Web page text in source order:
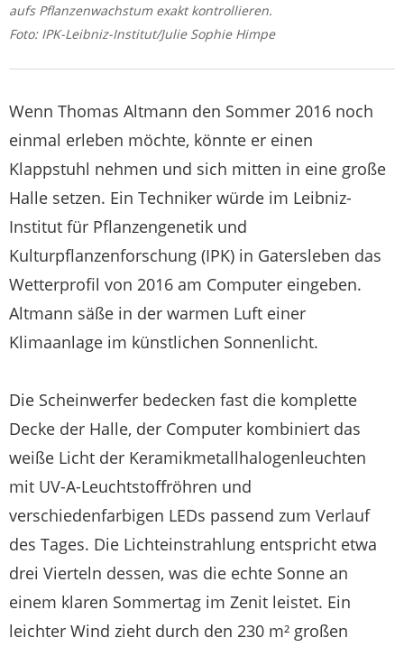
aufs Pflanzenwachstum exakt kontrollieren.
Foto: IPK-Leibniz-Institut/Julie Sophie Himpe
Wenn Thomas Altmann den Sommer 2016 noch
einmal erleben möchte, könnte er einen
Klappstuhl nehmen und sich mitten in eine große
Halle setzen. Ein Techniker würde im Leibniz-
Institut für Pflanzengenetik und
Kulturpflanzenforschung (IPK) in Gatersleben das
Wetterprofil von 2016 am Computer eingeben.
Altmann säße in der warmen Luft einer
Klimaanlage im künstlichen Sonnenlicht.
Die Scheinwerfer bedecken fast die komplette
Decke der Halle, der Computer kombiniert das
weiße Licht der Keramikmetallhalogenleuchten
mit UV-A-Leuchtstoffröhren und
verschiedenfarbigen LEDs passend zum Verlauf
des Tages. Die Lichteinstrahlung entspricht etwa
drei Vierteln dessen, was die echte Sonne an
einem klaren Sommertag im Zenit leistet. Ein
leichter Wind zieht durch den 230 m² großen